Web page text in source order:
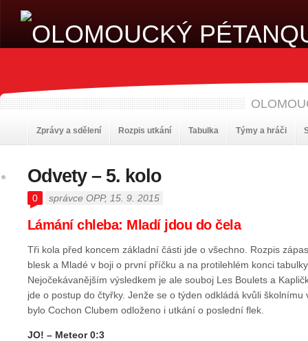
Zprávy a sdělení Rozpis utkání Tabulka Týmy a hráči
Odvety – 5. kolo
0 správce OPP, 15. 9. 2015
Lámání chleba: Mladí jdou do čela
Tři kola před koncem základní části jde o všechno. Rozpis
blesk a Mladé v boji o první příčku a na protilehlém konci
Nejočekávanějším výsledkem je ale souboj Les Boulets a
jde o postup do čtyřky. Jenže se o týden odkládá kvůli školnímu
bylo Cochon Clubem odloženo i utkání o poslední flek.
JO! – Meteor 0:3